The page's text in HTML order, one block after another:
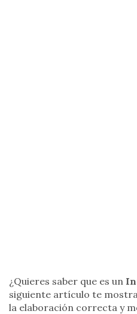
¿Quieres saber que es un
siguiente artículo te
la elaboración correcta y